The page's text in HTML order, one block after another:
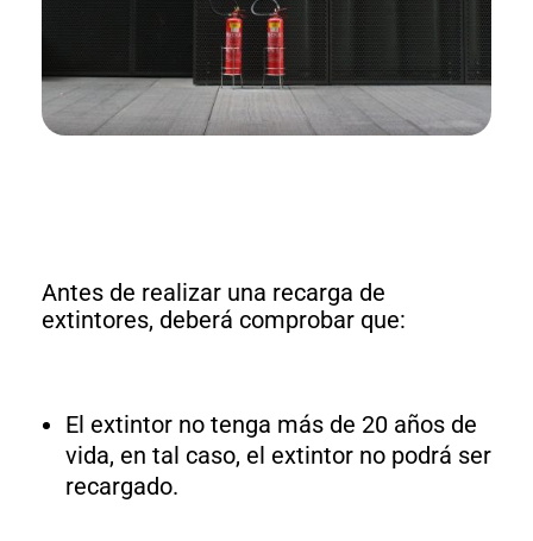
Antes de realizar una recarga de
extintores, deberá comprobar que:
El extintor no tenga más de 20 años de
vida, en tal caso, el extintor no podrá ser
recargado.